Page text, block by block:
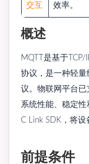
交互
效率。
概述
MQTT是基于
协议，是一种轻
议。物联网平台已
系统性能、稳定
C Link SDK，将设
前提条件